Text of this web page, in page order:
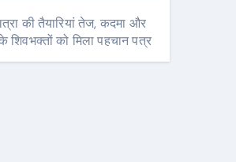
की तैयारियां तेज, कदमा और
शिवभक्तों को मिला पहचान पत्र